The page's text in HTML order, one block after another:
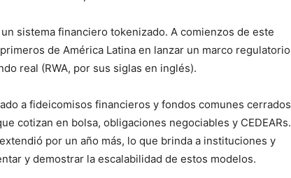
sistema financiero tokenizado. A comienzos de este
de América Latina en lanzar un marco regulatorio
real (RWA, por sus siglas en inglés).
a fideicomisos financieros y fondos comunes cerrados
cotizan en bolsa, obligaciones negociables y CEDEARs.
por un año más, lo que brinda a instituciones y
y demostrar la escalabilidad de estos modelos.